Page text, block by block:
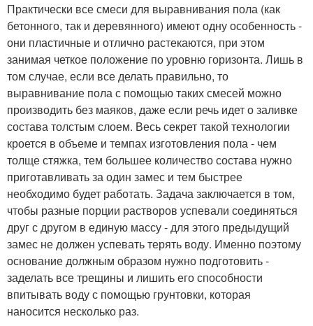
Практически все смеси для выравнивания пола (как
бетонного, так и деревянного) имеют одну особенность -
они пластичные и отлично растекаются, при этом
занимая четкое положение по уровню горизонта. Лишь в
том случае, если все делать правильно, то
выравнивание пола с помощью таких смесей можно
производить без маяков, даже если речь идет о заливке
состава толстым слоем. Весь секрет такой технологии
кроется в объеме и темпах изготовления пола - чем
толще стяжка, тем большее количество состава нужно
приготавливать за один замес и тем быстрее
необходимо будет работать. Задача заключается в том,
чтобы разные порции растворов успевали соединяться
друг с другом в единую массу - для этого предыдущий
замес не должен успевать терять воду. Именно поэтому
основание должным образом нужно подготовить -
заделать все трещины и лишить его способности
впитывать воду с помощью грунтовки, которая
наносится несколько раз.